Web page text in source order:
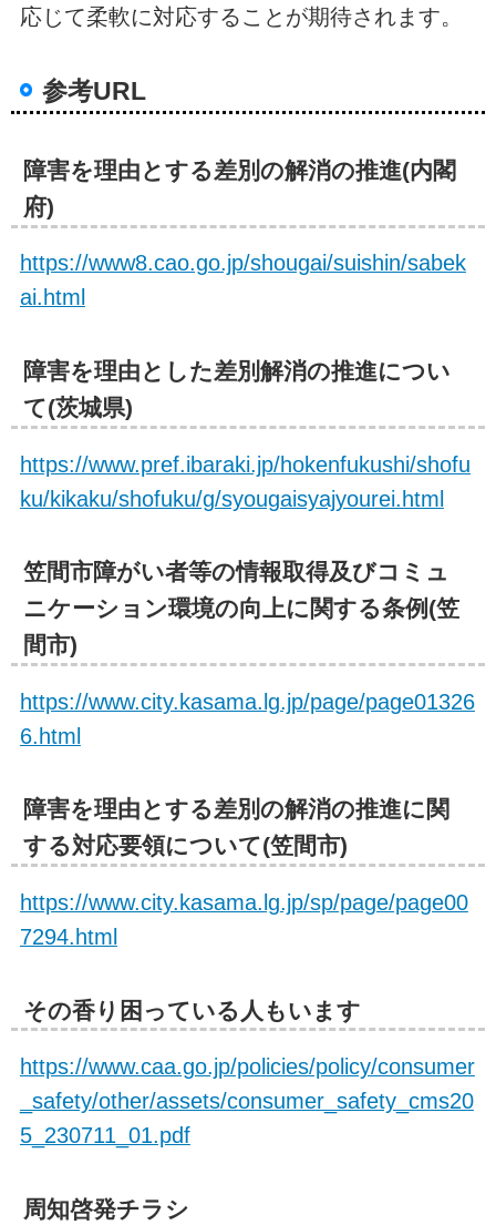
応じて柔軟に対応することが期待されます。
参考URL
障害を理由とする差別の解消の推進(内閣
府)
https://www8.cao.go.jp/shougai/suishin/sabek
ai.html
障害を理由とした差別解消の推進につい
て(茨城県)
https://www.pref.ibaraki.jp/hokenfukushi/shofu
ku/kikaku/shofuku/g/syougaisyajyourei.html
笠間市障がい者等の情報取得及びコミュ
ニケーション環境の向上に関する条例(笠
間市)
https://www.city.kasama.lg.jp/page/page01326
6.html
障害を理由とする差別の解消の推進に関
する対応要領について(笠間市)
https://www.city.kasama.lg.jp/sp/page/page00
7294.html
その香り困っている人もいます
https://www.caa.go.jp/policies/policy/consumer
_safety/other/assets/consumer_safety_cms20
5_230711_01.pdf
周知啓発チラシ